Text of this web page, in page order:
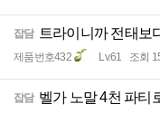
잡담 트라이니까 전태보
제품번호432 Lv.61 조회
잡담 벨가 노말 4천 파티